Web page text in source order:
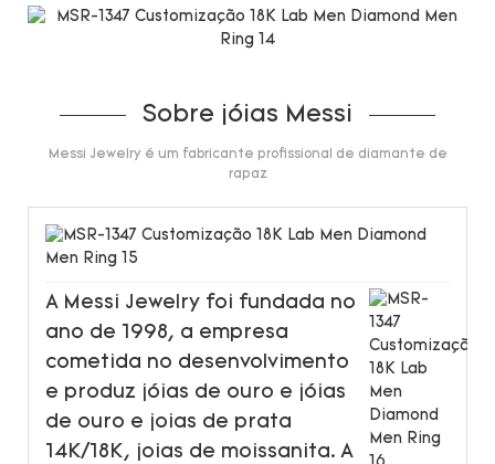
Sobre jóias Messi
Messi Jewelry é um fabricante profissional de diamante de
rapaz
A Messi Jewelry foi fundada no
ano de 1998, a empresa
cometida no desenvolvimento
e produz jóias de ouro e jóias
de ouro e joias de prata
14K/18K, joias de moissanita. A